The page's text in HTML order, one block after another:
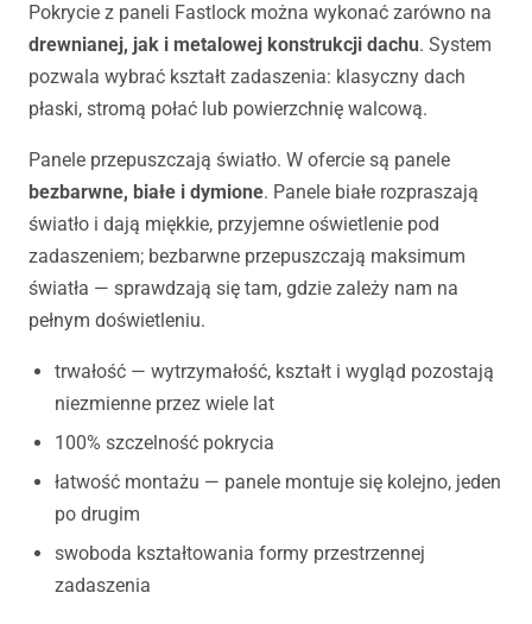
Pokrycie z paneli Fastlock można wykonać zarówno na
drewnianej, jak i metalowej konstrukcji dachu. System
pozwala wybrać kształt zadaszenia: klasyczny dach
płaski, stromą połać lub powierzchnię walcową.
Panele przepuszczają światło. W ofercie są panele
bezbarwne, białe i dymione. Panele białe rozpraszają
światło i dają miękkie, przyjemne oświetlenie pod
zadaszeniem; bezbarwne przepuszczają maksimum
światła — sprawdzają się tam, gdzie zależy nam na
pełnym doświetleniu.
trwałość — wytrzymałość, kształt i wygląd pozostają
niezmienne przez wiele lat
100% szczelność pokrycia
łatwość montażu — panele montuje się kolejno, jeden
po drugim
swoboda kształtowania formy przestrzennej
zadaszenia